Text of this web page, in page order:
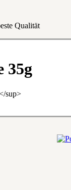
Qualität
35g
sup>